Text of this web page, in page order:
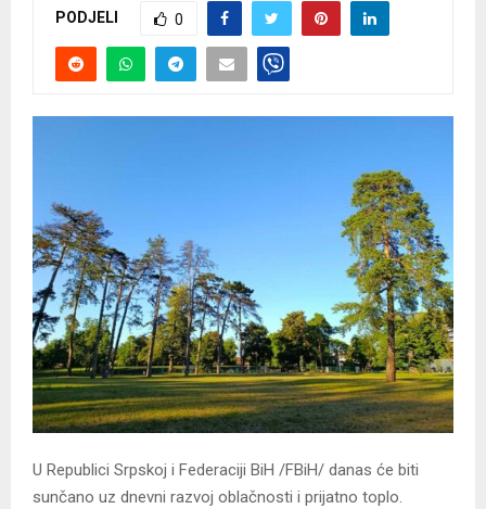
PODJELI 0
U Republici Srpskoj i Federaciji BiH /FBiH/ danas će biti
sunčano uz dnevni razvoj oblačnosti i prijatno toplo.